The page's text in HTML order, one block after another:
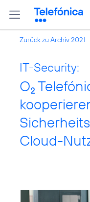
Zurück zu Archiv 2021
IT-Security:
O2
Cloud-